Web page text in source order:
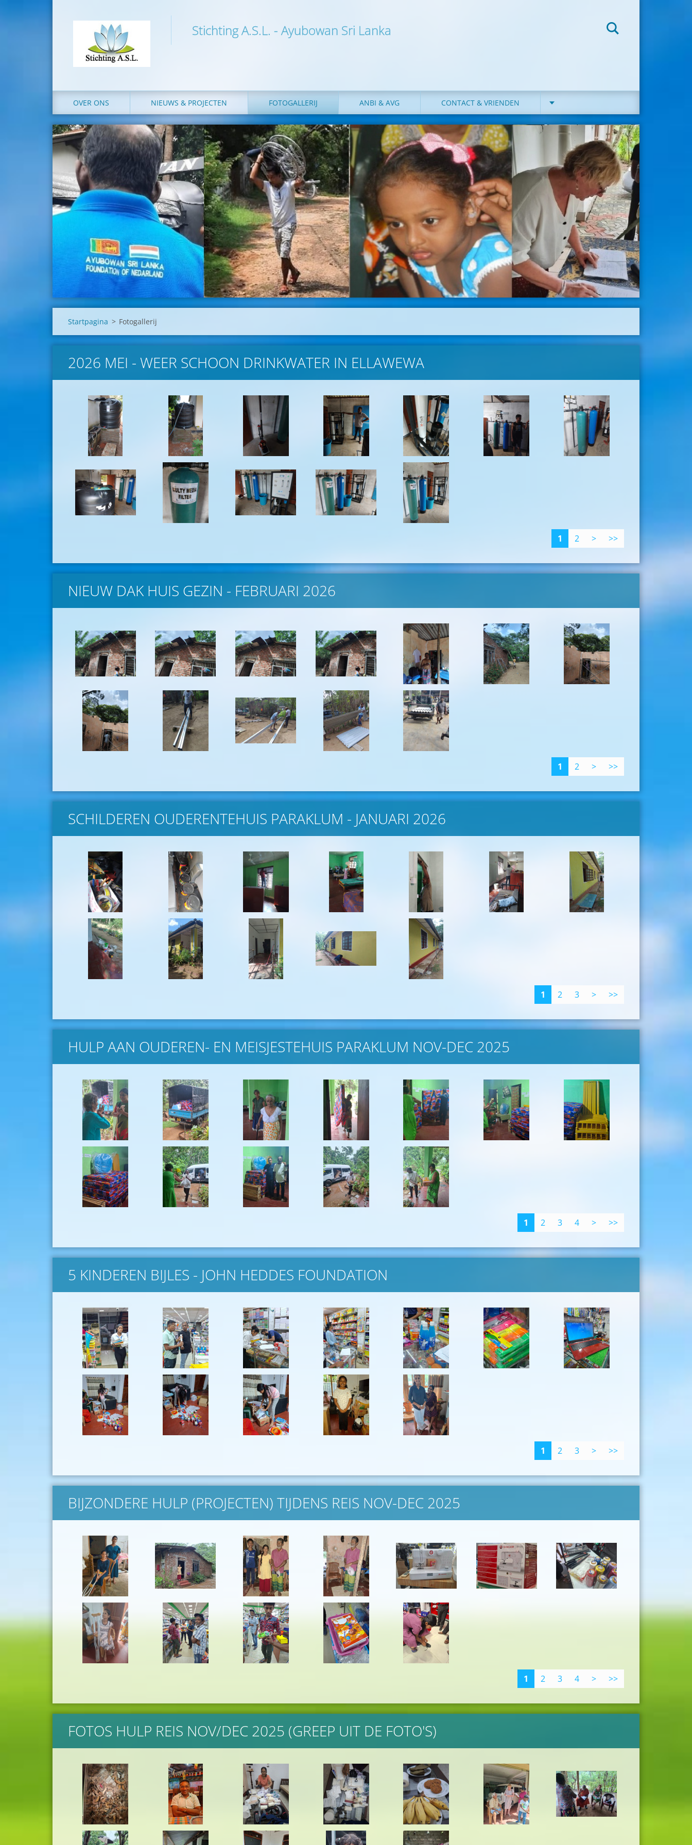
Stichting A.S.L. - Ayubowan Sri Lanka
OVER ONS NIEUWS & PROJECTEN FOTOGALLERIJ ANBI & AVG CONTACT & VRIENDEN
Startpagina > Fotogallerij
2026 MEI - WEER SCHOON DRINKWATER IN ELLAWEWA
1 2 > >>
NIEUW DAK HUIS GEZIN - FEBRUARI 2026
1 2 > >>
SCHILDEREN OUDERENTEHUIS PARAKLUM - JANUARI 2026
1 2 3 > >>
HULP AAN OUDEREN- EN MEISJESTEHUIS PARAKLUM NOV-DEC 2025
1 2 3 4 > >>
5 KINDEREN BIJLES - JOHN HEDDES FOUNDATION
1 2 3 > >>
BIJZONDERE HULP (PROJECTEN) TIJDENS REIS NOV-DEC 2025
1 2 3 4 > >>
FOTOS HULP REIS NOV/DEC 2025 (GREEP UIT DE FOTO'S)